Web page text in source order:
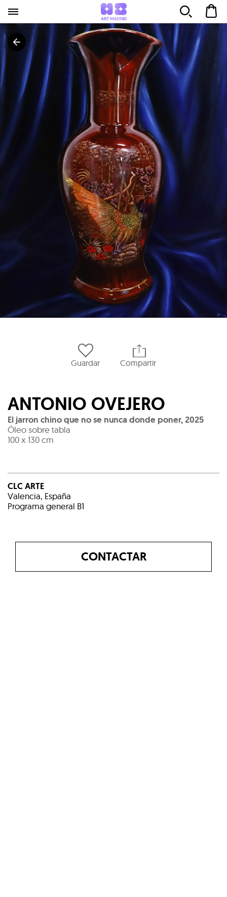
Guardar Compartir
ANTONIO OVEJERO
El jarron chino que no se nunca donde poner,2025
Óleo sobre tabla
100 x 130 cm
CLC ARTE
Valencia, España
Programa general B1
CONTACTAR